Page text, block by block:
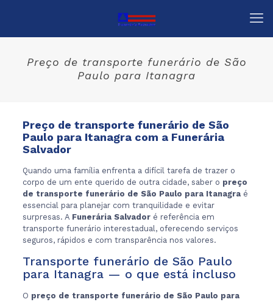
Preço de transporte funerário de São
Paulo para Itanagra
Preço de transporte funerário de São
Paulo para Itanagra com a Funerária
Salvador
Quando uma família enfrenta a difícil tarefa de trazer o
corpo de um ente querido de outra cidade, saber o preço
de transporte funerário de São Paulo para Itanagra é
essencial para planejar com tranquilidade e evitar
surpresas. A Funerária Salvadoré referência em
transporte funerário interestadual, oferecendo serviços
seguros, rápidos e com transparência nos valores.
Transporte funerário de São Paulo
para Itanagra — o que está incluso
O preço de transporte funerário de São Paulo para